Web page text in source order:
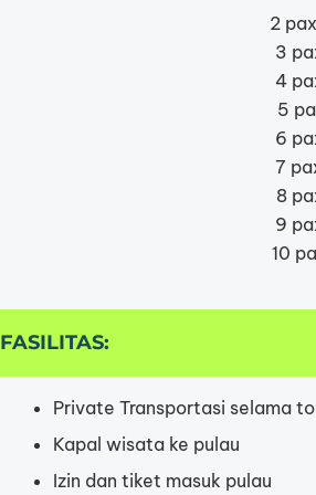
2
3
4
5
6
7
8
9
10
FASILITAS:
Private Transportasi selama
Kapal wisata ke pulau
Izin dan tiket masuk pulau